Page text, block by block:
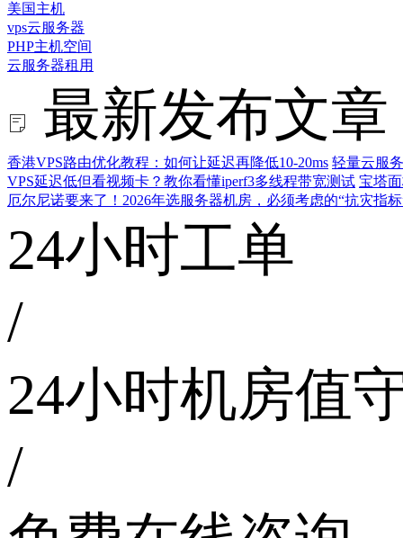
美国主机
vps云服务器
PHP主机空间
云服务器租用
最新发布文章
香港VPS路由优化教程：如何让延迟再降低10-20ms 轻量云服
VPS延迟低但看视频卡？教你看懂iperf3多线程带宽测试 宝塔
厄尔尼诺要来了！2026年选服务器机房，必须考虑的“抗灾指标
24小时工单
/
24小时机房值
/